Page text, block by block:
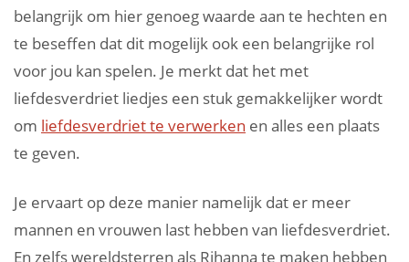
belangrijk om hier genoeg waarde aan te hechten en
te beseffen dat dit mogelijk ook een belangrijke rol
voor jou kan spelen. Je merkt dat het met
liefdesverdriet liedjes een stuk gemakkelijker wordt
om liefdesverdriet te verwerken en alles een plaats
te geven.
Je ervaart op deze manier namelijk dat er meer
mannen en vrouwen last hebben van liefdesverdriet.
En zelfs wereldsterren als Rihanna te maken hebben